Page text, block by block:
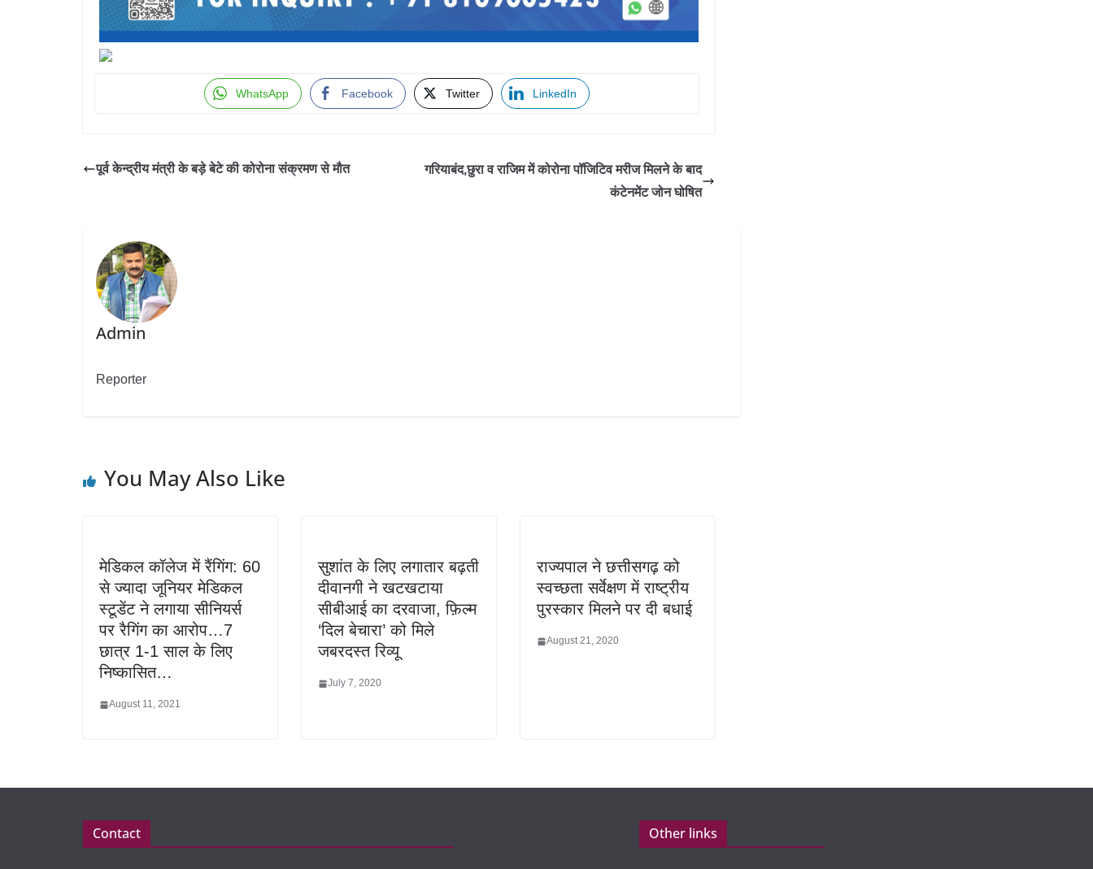
WhatsApp Facebook Twitter LinkedIn
पूर्व केन्द्रीय मंत्री के बड़े बेटे की कोरोना संक्रमण से मौत
गरियाबंद,छुरा व राजिम में कोरोना पॉजिटिव मरीज मिलने के बाद
कंटेनमेंट जोन घोषित
Admin
Reporter
You May Also Like
मेडिकल कॉलेज में रैंगिंग: 60
से ज्यादा जूनियर मेडिकल
स्टूडेंट ने लगाया सीनियर्स
पर रैगिंग का आरोप…7
छात्र 1-1 साल के लिए
निष्कासित…
August 11, 2021
सुशांत के लिए लगातार बढ़ती
दीवानगी ने खटखटाया
सीबीआई का दरवाजा, फ़िल्म
‘दिल बेचारा’ को मिले
जबरदस्त रिव्यू
July 7, 2020
राज्यपाल ने छत्तीसगढ़ को
स्वच्छता सर्वेक्षण में राष्ट्रीय
पुरस्कार मिलने पर दी बधाई
August 21, 2020
Contact Other links